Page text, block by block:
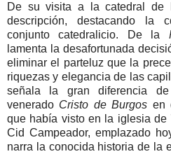
De su visita a la catedral de
descripción, destacando la
conjunto catedralicio. De la
lamenta la desafortunada
eliminar el parteluz que la
riquezas y elegancia de las
señala la gran diferencia
venerado Cristo de Burgos en
que había visto en la iglesia de
Cid Campeador, emplazado
narra la conocida historia de la